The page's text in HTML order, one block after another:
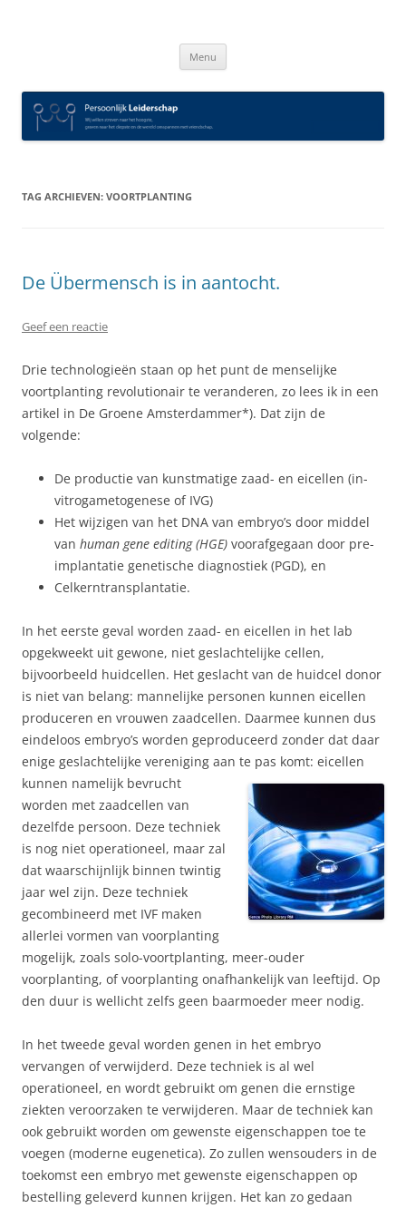
Menu
TAG ARCHIEVEN: VOORTPLANTING
De Übermensch is in aantocht.
Geef een reactie
Drie technologieën staan op het punt de menselijke
voortplanting revolutionair te veranderen, zo lees ik in een
artikel in De Groene Amsterdammer*). Dat zijn de
volgende:
De productie van kunstmatige zaad- en eicellen (in-
vitrogametogenese of IVG)
Het wijzigen van het DNA van embryo’s door middel
van human gene editing (HGE) voorafgegaan door pre-
implantatie genetische diagnostiek (PGD), en
Celkerntransplantatie.
In het eerste geval worden zaad- en eicellen in het lab
opgekweekt uit gewone, niet geslachtelijke cellen,
bijvoorbeeld huidcellen. Het geslacht van de huidcel donor
is niet van belang: mannelijke personen kunnen eicellen
produceren en vrouwen zaadcellen. Daarmee kunnen dus
eindeloos embryo’s worden geproduceerd zonder dat daar
enige geslachtelijke vereniging aan te pas komt: eicellen
kunnen namelijk bevrucht
worden met zaadcellen van
dezelfde persoon. Deze techniek
is nog niet operationeel, maar zal
dat waarschijnlijk binnen twintig
jaar wel zijn. Deze techniek
gecombineerd met IVF maken
allerlei vormen van voorplanting
mogelijk, zoals solo-voortplanting, meer-ouder
voorplanting, of voorplanting onafhankelijk van leeftijd. Op
den duur is wellicht zelfs geen baarmoeder meer nodig.
In het tweede geval worden genen in het embryo
vervangen of verwijderd. Deze techniek is al wel
operationeel, en wordt gebruikt om genen die ernstige
ziekten veroorzaken te verwijderen. Maar de techniek kan
ook gebruikt worden om gewenste eigenschappen toe te
voegen (moderne eugenetica). Zo zullen wensouders in de
toekomst een embryo met gewenste eigenschappen op
bestelling geleverd kunnen krijgen. Het kan zo gedaan